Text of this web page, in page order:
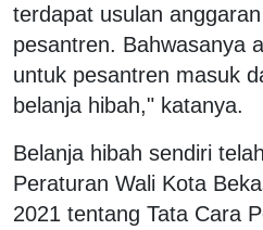
terdapat usulan
pesantren. Bahwasanya
untuk pesantren masuk
belanja hibah," katanya.
Belanja hibah sendiri
Peraturan Wali Kota
2021 tentang Tata Cara